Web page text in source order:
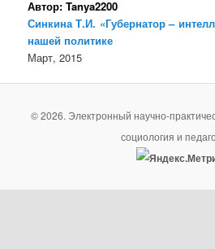
Автор: Tanya2200
Синкина Т.И. «Губернатор –
нашей политике
Март, 2015
© 2026. Электронный научно-
социология и